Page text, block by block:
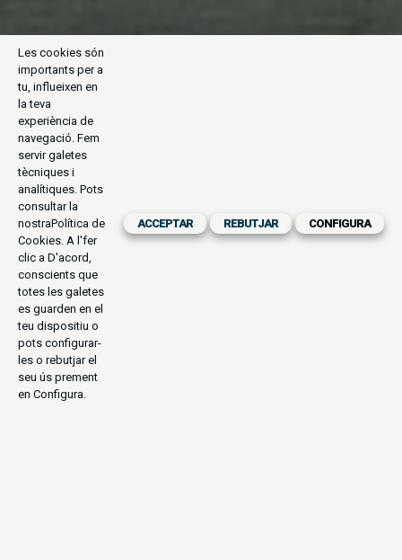
Les cookies són
importants per a
tu, influeixen en
la teva
experiència de
navegació. Fem
servir galetes
tècniques i
analítiques. Pots
consultar la
nostraPolítica de
Cookies. A l'fer
clic a D'acord,
conscients que
totes les galetes
es guarden en el
teu dispositiu o
pots configurar-
les o rebutjar el
seu ús prement
en Configura.
ACCEPTAR REBUTJAR CONFIGURA